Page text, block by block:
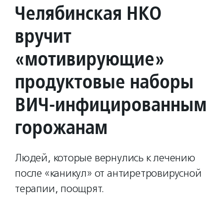
Челябинская НКО
вручит
«мотивирующие»
продуктовые наборы
ВИЧ-инфицированным
горожанам
Людей, которые вернулись к лечению
после «каникул» от антиретровирусной
терапии, поощрят.